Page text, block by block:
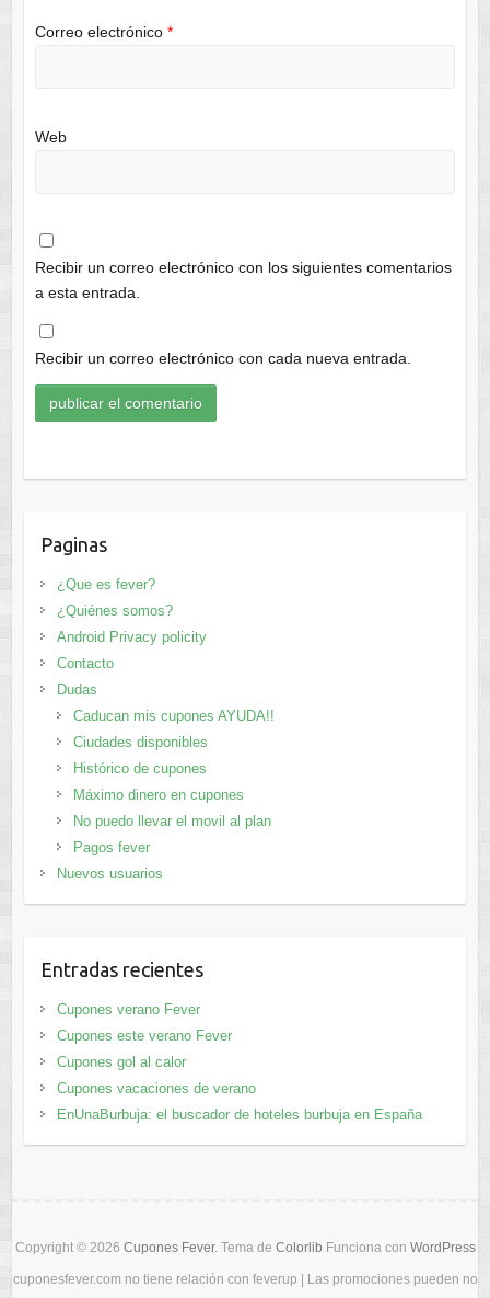
Correo electrónico *
Web
Recibir un correo electrónico con los siguientes comentarios
a esta entrada.
Recibir un correo electrónico con cada nueva entrada.
Paginas
¿Que es fever?
¿Quiénes somos?
Android Privacy policity
Contacto
Dudas
Caducan mis cupones AYUDA!!
Ciudades disponibles
Histórico de cupones
Máximo dinero en cupones
No puedo llevar el movil al plan
Pagos fever
Nuevos usuarios
Entradas recientes
Cupones verano Fever
Cupones este verano Fever
Cupones gol al calor
Cupones vacaciones de verano
EnUnaBurbuja: el buscador de hoteles burbuja en España
Copyright © 2026 Cupones Fever. Tema de Colorlib Funciona con WordPress
cuponesfever.com no tiene relación con feverup | Las promociones pueden no